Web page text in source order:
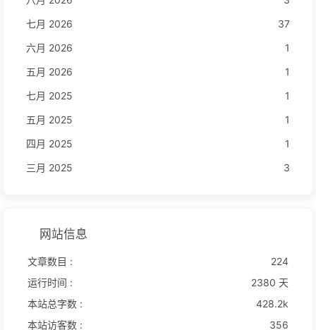
七月 2026
37
六月 2026
1
五月 2026
1
七月 2025
1
五月 2025
1
四月 2025
1
三月 2025
3
网站信息
文章数目 :
224
运行时间 :
2380 天
本站总字数 :
428.2k
本站访客数 :
356